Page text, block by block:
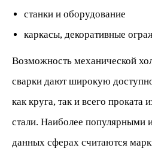
станки и оборудование
каркасы, декоративные
Возможность механической
сварки дают широкую
как круга, так и всего проката
стали. Наиболее популярными
данных сферах считаются